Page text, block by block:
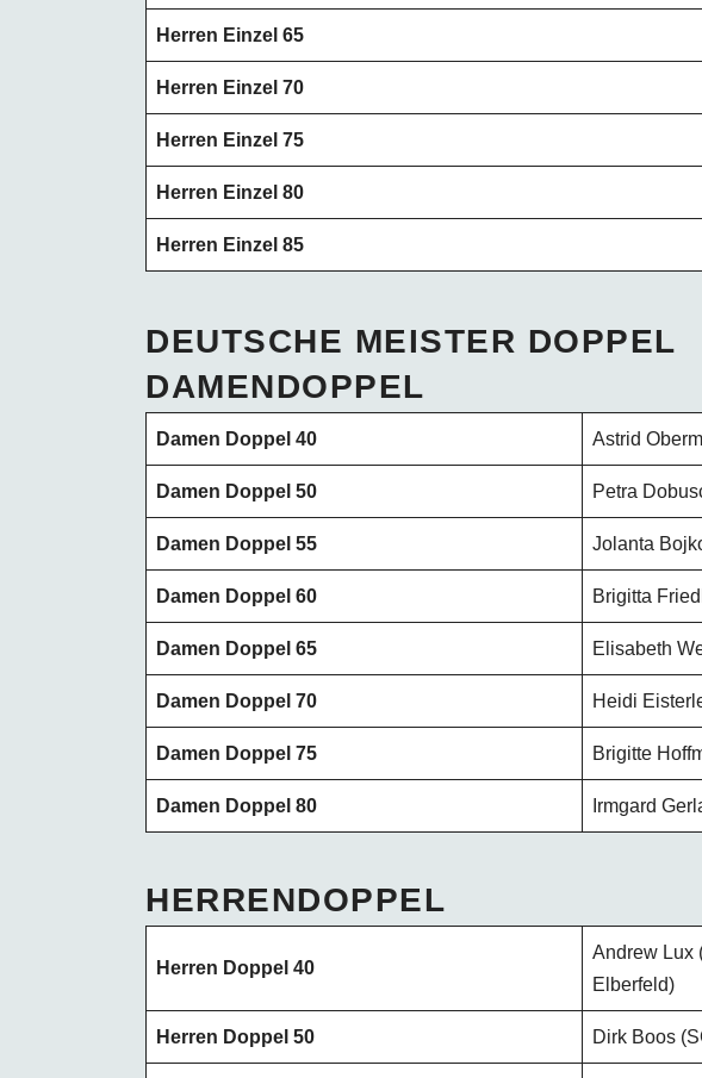
Herren Einzel 65
Herren Einzel 70
Herren Einzel 75
Herren Einzel 80
Herren Einzel 85
DEUTSCHE MEISTER DOPPEL
DAMENDOPPEL
Damen Doppel 40 Astrid
Damen Doppel 50 Petra
Damen Doppel 55 Jolanta
Damen Doppel 60 Brigitta
Damen Doppel 65 Elisabeth
Damen Doppel 70 Heidi
Damen Doppel 75 Brigitte
Damen Doppel 80 Irmgard
HERRENDOPPEL
Herren Doppel 40
Andrew Lux
Elberfeld)
Herren Doppel 50 Dirk Boos